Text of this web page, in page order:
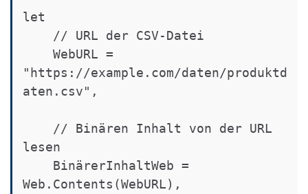
let
"https://example.com/daten/produktd
aten.csv",
lesen
Web.Contents(WebURL),